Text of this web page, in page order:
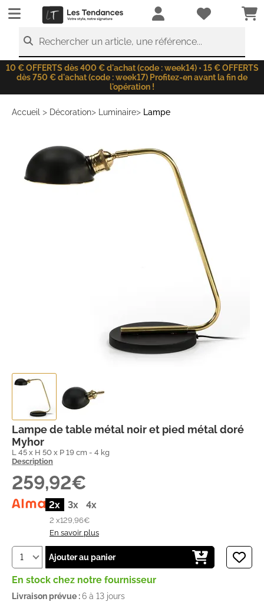
LesTendances.fr
Rechercher un article, une référence...
10 € OFFERTS dès 400 € d'achat (code : week14) • 15 € OFFERTS
dès 750 € d'achat (code : week17) Profitez-en avant la fin de
l'opération !
Accueil > Décoration> Luminaire> Lampe
Lampe de table métal noir et pied métal doré
Myhor
L 45 x H 50 x P 19 cm - 4 kg
Description
259,92€
2x 3x 4x
2 x129,96€
En savoir plus
Ajouter au panier
En stock chez notre fournisseur
Livraison prévue :6 à 13 jours